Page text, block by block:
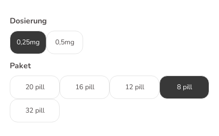
Dosierung
0,25mg 0,5mg
Paket
20 pill 16 pill 12 pill 8 pill
32 pill